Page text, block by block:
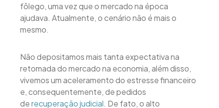
fôlego, uma vez que o mercado na época
ajudava. Atualmente, o cenário não é mais o
mesmo.
Não depositamos mais tanta expectativa na
retomada do mercado na economia, além disso,
vivemos um aceleramento do estresse financeiro
e, consequentemente, de pedidos
derecuperação judicial. De fato, o alto